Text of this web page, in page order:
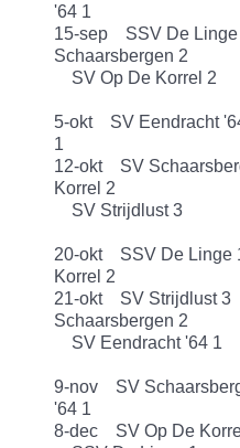
'64 1
15-sep SSV De
Schaarsbergen 2
SV Op De
5-okt SV
1
12-okt SV
Korrel 2
SV Strijdlust
20-okt SSV De
Korrel 2
21-okt SV
Schaarsbergen 2
SV Eendracht
9-nov SV
'64 1
8-dec SV Op De